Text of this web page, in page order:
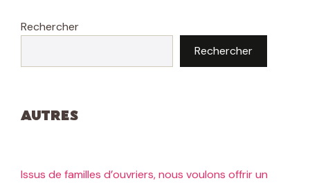
Rechercher
Rechercher
Autres
Issus de familles d’ouvriers, nous voulons offrir un